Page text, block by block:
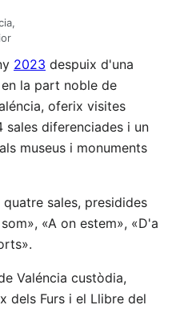
2023 despuix d'una
la part noble de
oferix visites
sales diferenciades i un
museus i monuments
sales, presidides
«A on estem», «D'a
Valéncia custòdia,
dels Furs i el Llibre del